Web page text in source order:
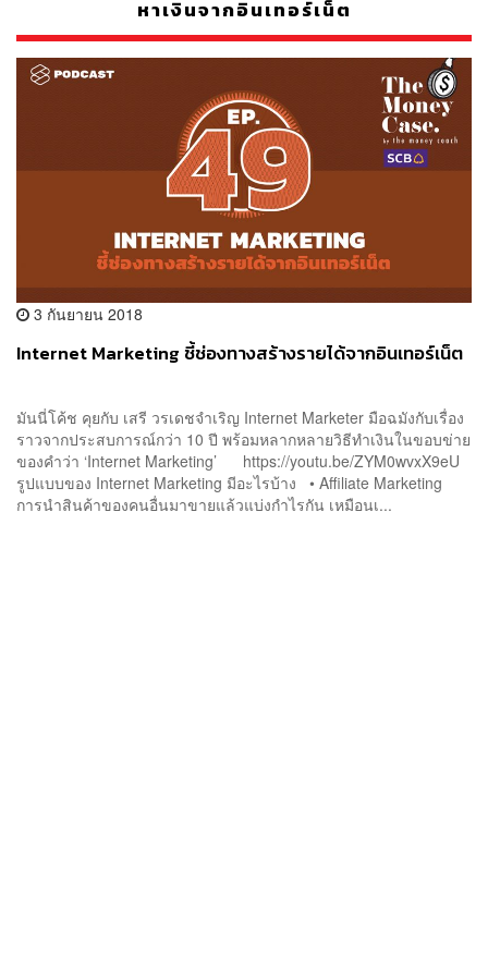
หาเงินจากอินเทอร์เน็ต
3 กันยายน 2018
Internet Marketing ชี้ช่องทางสร้างรายได้จากอินเทอร์เน็ต
มันนี่โค้ช คุยกับ เสรี วรเดชจำเริญ Internet Marketer มือฉมังกับเรื่อง
ราวจากประสบการณ์กว่า 10 ปี พร้อมหลากหลายวิธีทำเงินในขอบข่าย
ของคำว่า ‘Internet Marketing’ https://youtu.be/ZYM0wvxX9eU
รูปแบบของ Internet Marketing มีอะไรบ้าง • Affiliate Marketing
การนำสินค้าของคนอื่นมาขายแล้วแบ่งกำไรกัน เหมือนเ...